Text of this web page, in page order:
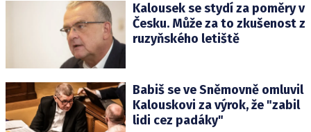
Kalousek se stydí za poměry v
Česku. Může za to zkušenost z
ruzyňského letiště
Babiš se ve Sněmovně omluvil
Kalouskovi za výrok, že "zabil
lidi cez padáky"